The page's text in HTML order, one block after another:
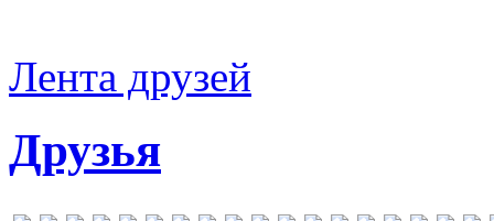
Лента друзей
Друзья